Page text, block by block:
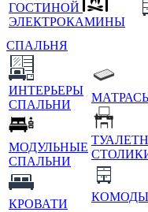
ГОСТИНОЙ
ЭЛЕКТРОКАМИНЫ
СПАЛЬНЯ
ИНТЕРЬЕРЫ
СПАЛЬНИ
МОДУЛЬНЫЕ
СПАЛЬНИ
КРОВАТИ
КОМОДЫ